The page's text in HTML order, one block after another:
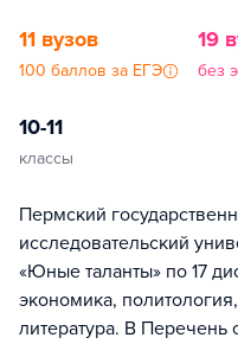
11 вузов
100 баллов за ЕГЭ
19
без
10-11
классы
Пермский
исследовательский
«Юные таланты» по 17
экономика,
литература. В